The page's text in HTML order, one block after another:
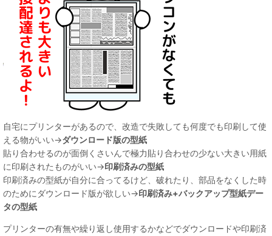
自宅にプリンターがあるので、改造で失敗しても何度でも印刷して使
える物がいい→ダウンロード版の型紙
貼り合わせるのが面倒くさいんで極力貼り合わせの少ない大きい用紙
に印刷されたものがいい→印刷済みの型紙
印刷済みの型紙が自分に合ってるけど、破れたり、部品をなくした時
のためにダウンロード版が欲しい→印刷済み+バックアップ型紙デー
タの型紙
プリンターの有無や繰り返し使用するかなどでダウンロードや印刷済